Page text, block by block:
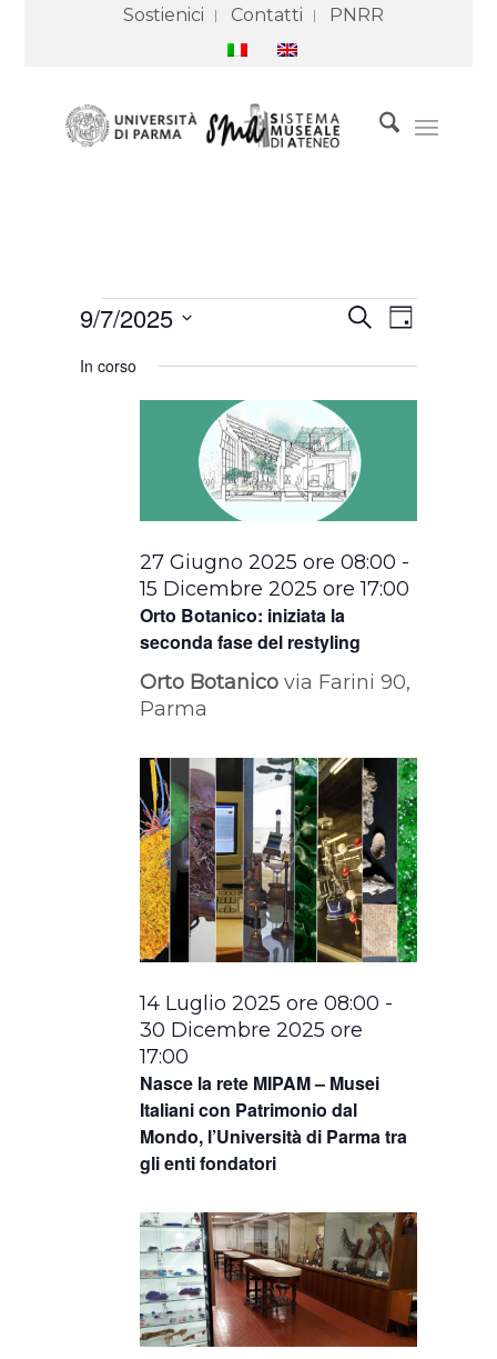
Sostienici Contatti PNRR
Eventi
for
2025
Eventi
Ricerca
Navigazione
CercaEvento
Viste
Giorno
9/7/2025
In corso
Orto Botanico: iniziata la
seconda fase del restyling
27 Giugno 2025 ore 08:00 -
15 Dicembre 2025 ore 17:00
Orto Botanicovia Farini 90,
Parma
Nasce la rete MIPAM – Musei
Italiani con Patrimonio dal
Mondo, l’Università di Parma tra
gli enti fondatori
14 Luglio 2025 ore 08:00 -
30 Dicembre 2025 ore
17:00